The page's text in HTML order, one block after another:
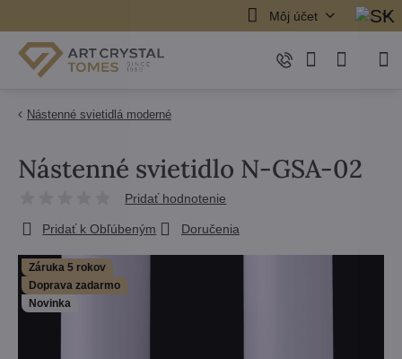
Môj účet
Nástenné svietidlá moderné
Záruka 5 rokov
Doprava zadarmo
Novinka
Nástenné svietidlo N-GSA-02
Pridať hodnotenie
Pridať k Obľúbeným Doručenia